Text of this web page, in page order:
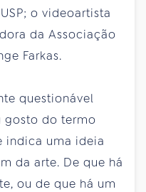
o videoartista
da Associação
Farkas.
questionável
gosto do termo
indica uma ideia
da arte. De que há
ou de que há um